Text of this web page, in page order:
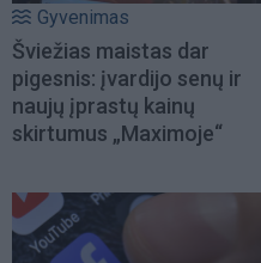
Gyvenimas
Šviežias maistas dar
pigesnis: įvardijo senų ir
naujų įprastų kainų
skirtumus „Maximoje“